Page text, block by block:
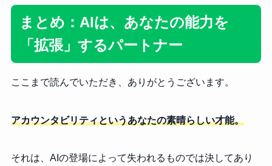
まとめ：AIは、あなたの能力を
「拡張」するパートナー
ここまで読んでいただき、ありがとうございます。
アカウンタビリティというあなたの素晴らしい才能。
それは、AIの登場によって失われるものでは決してあり